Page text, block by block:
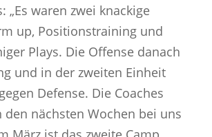
„Es waren zwei knackige
up, Positionstraining und
Plays. Die Offense danach
und in der zweiten Einheit
Defense. Die Coaches
nächsten Wochen bei uns